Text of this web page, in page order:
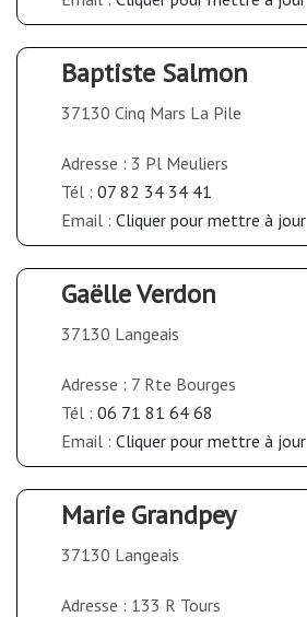
Baptiste Salmon
37130 Cinq Mars La Pile
Adresse : 3 Pl Meuliers
Tél : 07 82 34 34 41
Email : Cliquer pour mettre à jour
Gaëlle Verdon
37130 Langeais
Adresse : 7 Rte Bourges
Tél : 06 71 81 64 68
Email : Cliquer pour mettre à jour
Marie Grandpey
37130 Langeais
Adresse : 133 R Tours